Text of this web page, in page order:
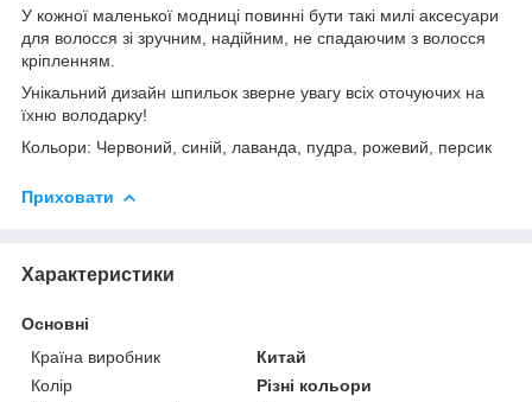
У кожної маленької модниці повинні бути такі милі аксесуари
для волосся зі зручним, надійним, не спадаючим з волосся
кріпленням.
Унікальний дизайн шпильок зверне увагу всіх оточуючих на
їхню володарку!
Кольори: Червоний, синій, лаванда, пудра, рожевий, персик
Приховати
Характеристики
Основні
Країна виробник
Китай
Колір
Різні кольори